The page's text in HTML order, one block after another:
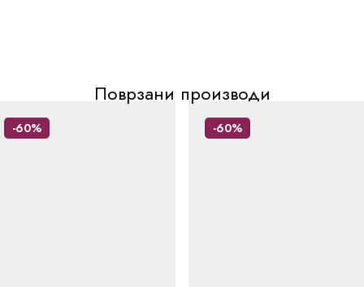
Поврзани производи
-60% -60%